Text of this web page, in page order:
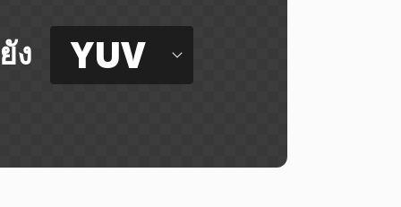
ง YUV